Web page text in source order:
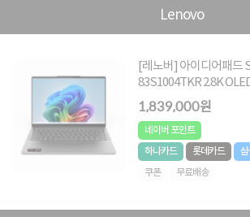
Lenovo
[레노버] 아이디어패드
83S1004TKR 2.8K
450/32GB/512GB/
1,839,000원
네이버 포인트
하나카드
롯데카드
쿠폰
무료배송